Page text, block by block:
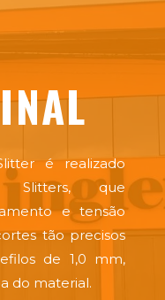
é realizado
Slitters, que
e tensão
tão precisos
de 1,0 mm,
do material.